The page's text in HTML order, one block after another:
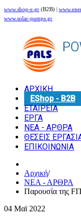
www.shop-e.gr (B2B) |
www.solar-pumps.gr
ΑΡΧΙΚΗ
EShop - B2B
ΕΤΑΙΡΕΙΑ
ΕΡΓΑ
ΝΕΑ - ΑΡΘΡΑ
ΘΕΣΕΙΣ
ΕΠΙΚΟΙΝΩΝΙΑ
Αρχική/
ΝΕΑ - ΑΡΘΡΑ
Παρουσία της
04 Μαϊ 2022